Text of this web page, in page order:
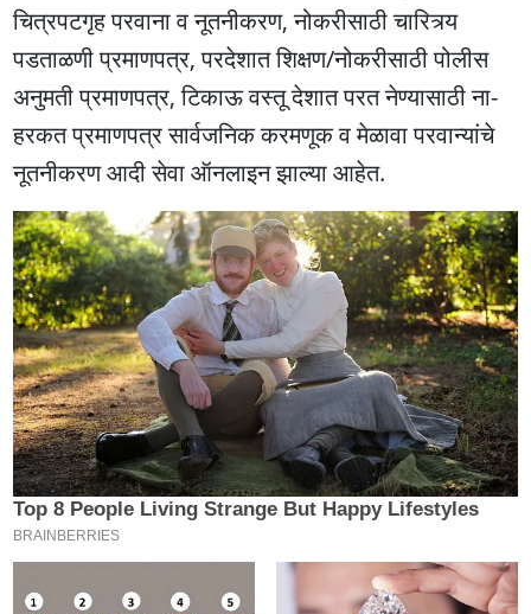
चित्रपटगृह परवाना व नूतनीकरण, नोकरीसाठी चारित्र्य
पडताळणी प्रमाणपत्र, परदेशात शिक्षण/नोकरीसाठी पोलीस
अनुमती प्रमाणपत्र, टिकाऊ वस्तू देशात परत नेण्यासाठी ना-
हरकत प्रमाणपत्र सार्वजनिक करमणूक व मेळावा परवान्यांचे
नूतनीकरण आदी सेवा ऑनलाइन झाल्या आहेत.